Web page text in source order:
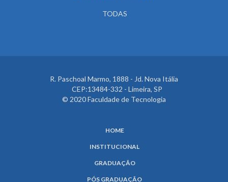
TODAS
R. Paschoal Marmo, 1888 - Jd. Nova Itália
CEP:13484-332 - Limeira, SP
© 2020 Faculdade de Tecnologia
HOME
INSTITUCIONAL
GRADUAÇÃO
PÓS GRADUAÇÃO